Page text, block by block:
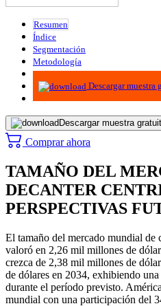
Resumen
Índice
Segmentación
Metodología
Infografías
Descargar muestra
Descargar muestra
Comprar ahora
TAMAÑO DEL
DECANTER
PERSPECTIVAS
El tamaño del mercado mundial de
valoró en 2,26 mil millones de
crezca de 2,38 mil millones de
de dólares en 2034, exhibiendo
durante el período previsto.
mundial con una participación del